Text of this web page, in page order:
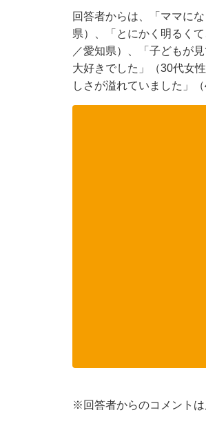
回答者からは、「ママに
県）、「とにかく明るく
／愛知県）、「子どもが
大好きでした」（30代女
しさが溢れていました」
※回答者からのコメント